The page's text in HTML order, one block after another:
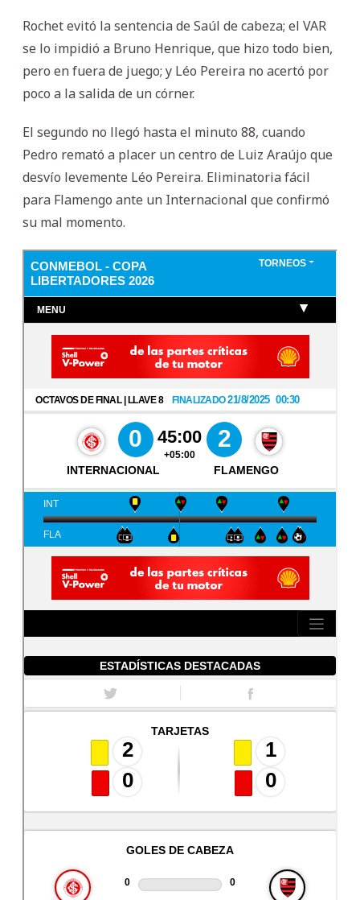
Rochet evitó la sentencia de Saúl de cabeza; el VAR
se lo impidió a Bruno Henrique, que hizo todo bien,
pero en fuera de juego; y Léo Pereira no acertó por
poco a la salida de un córner.
El segundo no llegó hasta el minuto 88, cuando
Pedro remató a placer un centro de Luiz Araújo que
desvío levemente Léo Pereira. Eliminatoria fácil
para Flamengo ante un Internacional que confirmó
su mal momento.